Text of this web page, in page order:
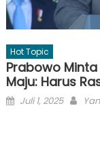
Hot Topic
Prabowo
Maju: Harus
Posted
Juli 1, 2025